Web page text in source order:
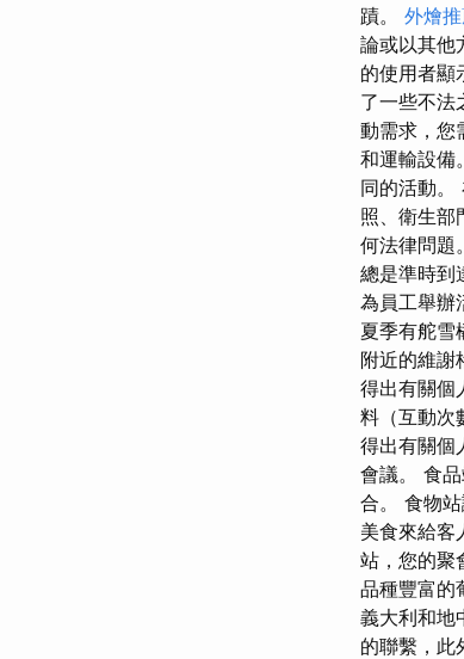
蹟。 外燴
論或以其他
的使用者顯
了一些不法
動需求，您
和運輸設備
同的活動。
照、衛生部
何法律問題
總是準時到
為員工舉辦
夏季有舵雪
附近的維謝
得出有關個
料（互動次
得出有關個
會議。 食
合。 食物
美食來給客
站，您的聚
品種豐富的
義大利和地
的聯繫，此